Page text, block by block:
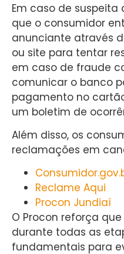
Em caso de suspeita
que o consumidor
anunciante através
ou site para tentar
em caso de fraude
comunicar o banco
pagamento no
um boletim de
Além disso, os
reclamações em
Reclame Aqui
Procon Jundiaí
O Procon reforça
durante todas as
fundamentais para